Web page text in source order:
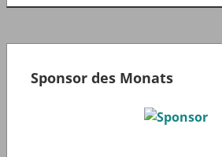
Sponsor des Monats